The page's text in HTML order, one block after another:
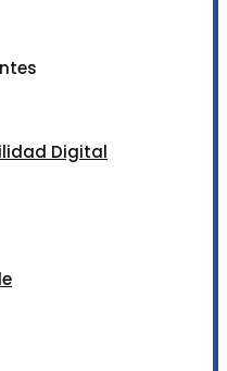
Digital